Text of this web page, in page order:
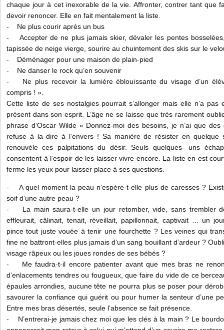
chaque jour à cet inexorable de la vie. Affronter, contrer tant que
devoir renoncer. Elle en fait mentalement la liste.
- Ne plus courir après un bus
- Accepter de ne plus jamais skier, dévaler les pentes
tapissée de neige vierge, sourire au chuintement des skis sur le
- Déménager pour une maison de plain-pied
- Ne danser le rock qu’en souvenir
- Ne plus recevoir la lumière éblouissante du visage d’un
compris ! ».
Cette liste de ses nostalgies pourrait s’allonger mais elle n’a pas
présent dans son esprit. L’âge ne se laisse que très rarement
phrase d’Oscar Wilde « Donnez-moi des besoins, je n’ai que des
refuse à la dire à l’envers ! Sa manière de résister en quelque
renouvèle ces palpitations du désir. Seuls quelques- uns
consentent à l’espoir de les laisser vivre encore. La liste en est
ferme les yeux pour laisser place à ses questions.
- A quel moment la peau n’espère-t-elle plus de caresses ?
soif d’une autre peau ?
- La main saura-t-elle un jour retomber, vide, sans trembler
effleurait, câlinait, tenait, réveillait, papillonnait, captivait … un
pince tout juste vouée à tenir une fourchette ? Les veines qui
fine ne battront-elles plus jamais d’un sang bouillant d’ardeur ?
visage râpeux ou les joues rondes de ses bébés ?
- Me faudra-t-il encore patienter avant que mes bras ne
d’enlacements tendres ou fougueux, que faire du vide de ce
épaules arrondies, aucune tête ne pourra plus se poser pour
savourer la confiance qui guérit ou pour humer la
Entre mes bras désertés, seule l’absence se fait présence.
- N’entrerai-je jamais chez moi que les clés à la main ? Le